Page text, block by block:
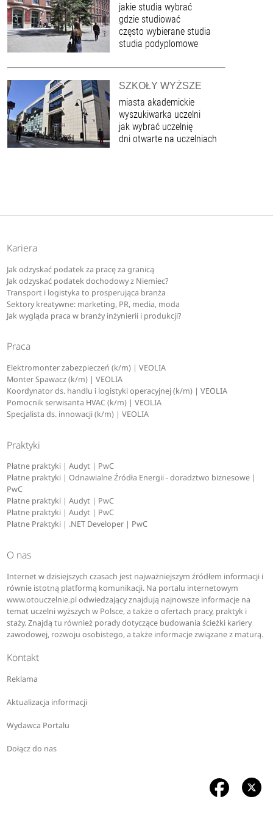
jakie studia wybrać
gdzie studiować
często wybierane studia
studia podyplomowe
SZKOŁY WYŻSZE
miasta akademickie
wyszukiwarka uczelni
jak wybrać uczelnię
dni otwarte na uczelniach
Kariera
Jak odzyskać podatek za pracę za granicą
Jak odzyskać podatek dochodowy z Niemiec?
Transport i logistyka to prosperująca branża
Sektory kreatywne: marketing, PR, media, moda
Jak wygląda praca w branży inżynierii i produkcji?
Praca
Elektromonter zabezpieczeń (k/m) | VEOLIA
Monter Spawacz (k/m) | VEOLIA
Koordynator ds. handlu i logistyki operacyjnej (k/m) | VEOLIA
Pomocnik serwisanta HVAC (k/m) | VEOLIA
Specjalista ds. innowacji (k/m) | VEOLIA
Praktyki
Płatne praktyki | Audyt | PwC
Płatne praktyki | Odnawialne Źródła Energii - doradztwo biznesowe |
PwC
Płatne praktyki | Audyt | PwC
Płatne praktyki | Audyt | PwC
Płatne Praktyki | .NET Developer | PwC
O nas
Internet w dzisiejszych czasach jest najważniejszym źródłem informacji i
równie istotną platformą komunikacji. Na portalu internetowym
www.otouczelnie.pl odwiedzający znajdują najnowsze informacje na
temat uczelni wyższych w Polsce, a także o ofertach pracy, praktyk i
staży. Znajdą tu również porady dotyczące budowania ścieżki kariery
zawodowej, rozwoju osobistego, a także informacje związane z maturą.
Kontakt
Reklama
Aktualizacja informacji
Wydawca Portalu
Dołącz do nas